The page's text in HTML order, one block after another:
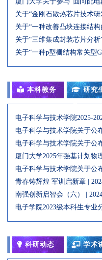
本科教务 研究
务
科研动态 学术